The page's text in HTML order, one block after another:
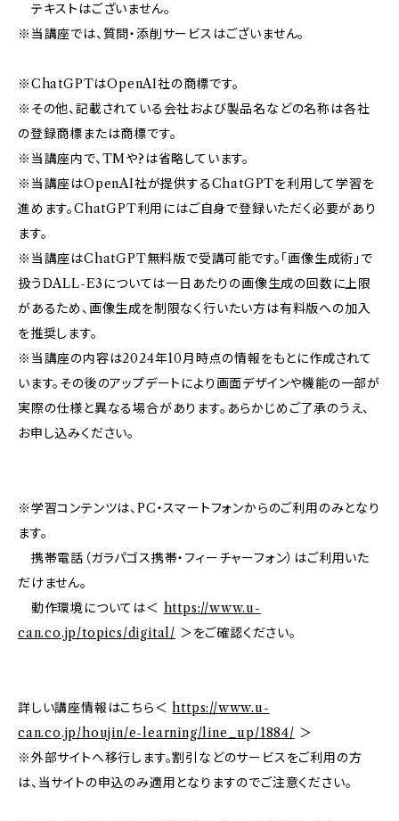
テキストはございません。
※当講座では、質問・添削サービスはございません。
※ChatGPTはOpenAI社の商標です。
※その他、記載されている会社および製品名などの名称は各社
の登録商標または商標です。
※当講座内で、TMや?は省略しています。
※当講座はOpenAI社が提供するChatGPTを利用して学習を
進めます。ChatGPT利用にはご自身で登録いただく必要があり
ます。
※当講座はChatGPT無料版で受講可能です。「画像生成術」で
扱うDALL-E3については一日あたりの画像生成の回数に上限
があるため、画像生成を制限なく行いたい方は有料版への加入
を推奨します。
※当講座の内容は2024年10月時点の情報をもとに作成されて
います。その後のアップデートにより画面デザインや機能の一部が
実際の仕様と異なる場合があります。あらかじめご了承のうえ、
お申し込みください。
※学習コンテンツは、PC・スマートフォンからのご利用のみとなり
ます。
携帯電話（ガラパゴス携帯・フィーチャーフォン）はご利用いた
だけません。
動作環境については＜ https://www.u-
can.co.jp/topics/digital/ ＞をご確認ください。
詳しい講座情報はこちら＜https://www.u-
can.co.jp/houjin/e-learning/line_up/1884/ ＞
※外部サイトへ移行します。割引などのサービスをご利用の方
は、当サイトの申込のみ適用となりますのでご注意ください。